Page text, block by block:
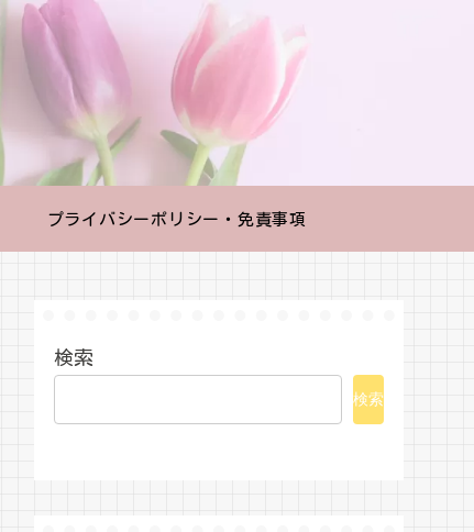
プライバシーポリシー・免責事項
検索
検索